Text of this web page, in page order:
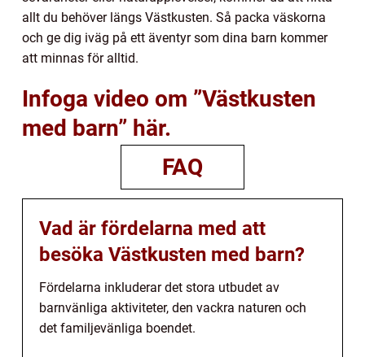
allt du behöver längs Västkusten. Så packa väskorna
och ge dig iväg på ett äventyr som dina barn kommer
att minnas för alltid.
Infoga video om ”Västkusten
med barn” här.
FAQ
Vad är fördelarna med att
besöka Västkusten med barn?
Fördelarna inkluderar det stora utbudet av
barnvänliga aktiviteter, den vackra naturen och
det familjevänliga boendet.